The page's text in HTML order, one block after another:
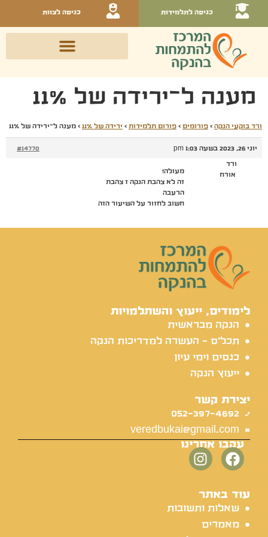
כניסה לתלמידות כניסה לצוות
מענה ל־ירידה של 11%
ורד בוקעי הנקה › פורומים › פורום תלמידות › ירידה של 11% › מענה ל־ירידה של 11%
יוני 26, 2023 בשעה 1:03 pm #14770
ורד
אורח
מעולה!
זה לא צהבת הנקה ז צהבת
הרעבה
חשוב לחזור על השיעור הזה
לימודים, ייעוץ והשתלמויות
הנקה מבראשית
תכל'ס - העשרה למדריכות הנקה
כנסים וימי עיון
ייעוץ הנקה
יצירת קשר
052-397-4692
veredbukai@gmail.com
עקבו אחרינו
עוד באתר
שאלות ותשובות
מאמרים